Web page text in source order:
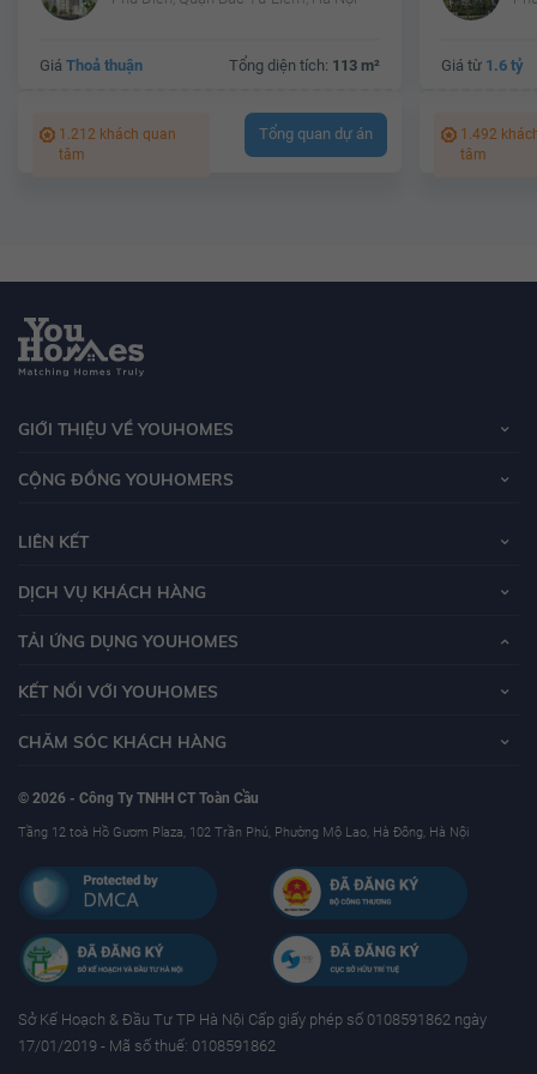
Giá Thoả thuận Tổng diện tích: 113 m²
1.212 khách quan
tâm
Tổng quan dự án
Giá từ 1.6 tỷ
1.492
tâm
GIỚI THIỆU VỀ YOUHOMES
CỘNG ĐỒNG YOUHOMERS
LIÊN KẾT
DỊCH VỤ KHÁCH HÀNG
TẢI ỨNG DỤNG YOUHOMES
KẾT NỐI VỚI YOUHOMES
CHĂM SÓC KHÁCH HÀNG
© 2026 - Công Ty TNHH CT Toàn Cầu
Tầng 12 toà Hồ Gươm Plaza, 102 Trần Phú, Phường Mộ Lao, Hà Đông, Hà Nội
Sở Kế Hoạch & Ðầu Tư TP Hà Nội Cấp giấy phép số 0108591862 ngày
17/01/2019 - Mã số thuế: 0108591862